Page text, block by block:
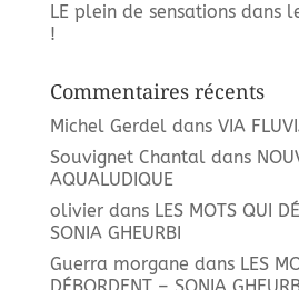
LE plein de sensations dans
!
Commentaires récents
Michel Gerdeldans VIA
Souvignet Chantaldans
AQUALUDIQUE
olivierdans LES MOTS QUI
SONIA GHEURBI
Guerra morgane dans LES